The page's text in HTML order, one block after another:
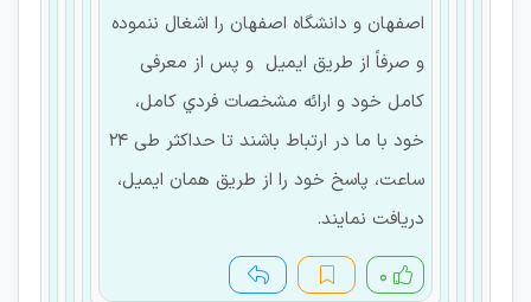
اصفهان و دانشگاه اصفهان را اشغال ننموده
و صرفاً از طریق ایمیل و پس از معرفی
کامل خود و ارائه مشخصات فردي کامل،
خود با ما در ارتباط باشند تا حداکثر طی 24
ساعت، پاسخ خود را از طریق همان ایمیل،
دریافت نمایند.
۰